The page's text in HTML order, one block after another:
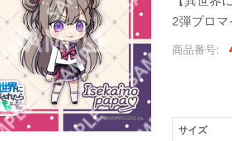
2弾ブロ
商品番号:
サイズ